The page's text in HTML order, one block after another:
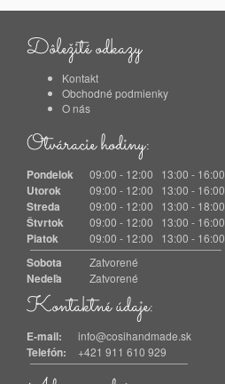
Dôležité odkazy
Kontakt
Obchodné podmienky
O nás
Otváracie hodiny:
Pondelok 09:00 - 12:00 13:00 - 16:00
Utorok 09:00 - 12:00 13:00 - 16:00
Streda 09:00 - 12:00 13:00 - 18:00
Štvrtok 09:00 - 12:00 13:00 - 16:00
Piatok 09:00 - 12:00 13:00 - 16:00
Sobota Zatvorené
Nedeľa Zatvorené
Kontaktné údaje:
E-mail: info@cosihandmade.sk
Telefón: +421 911 610 929